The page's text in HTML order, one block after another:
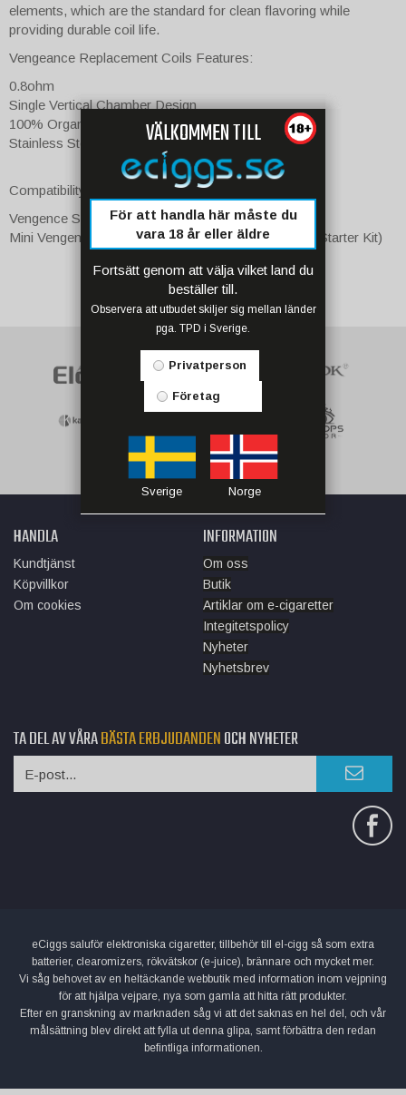
elements, which are the standard for clean flavoring while
providing durable coil life.
Vengeance Replacement Coils Features:
0.8ohm
Single Vertical Chamber Design
100% Organic Cotton
Stainless Steel Construction
Compatibility:
Vengence Sub-Ohm Tank
Mini Vengence Sub-Ohm Tank (in the Mini Volt 40W Starter Kit)
HANDLA
Kundtjänst
Köpvillkor
Om cookies
INFORMATION
Om oss
Butik
Artiklar om e-cigaretter
Integitetspolicy
Nyheter
Nyhetsbrev
TA DEL AV VÅRABÄSTA ERBJUDANDENOCH NYHETER
eCiggs saluför elektroniska cigaretter, tillbehör till el-cigg så som extra
batterier, clearomizers, rökvätskor (e-juice), brännare och mycket mer.
Vi såg behovet av en heltäckande webbutik med information inom vejpning
för att hjälpa vejpare, nya som gamla att hitta rätt produkter.
Efter en granskning av marknaden såg vi att det saknas en hel del, och vår
målsättning blev direkt att fylla ut denna glipa, samt förbättra den redan
befintliga informationen.
VÄLKOMMEN TILL
För att handla här måste du
vara 18 år eller äldre
Fortsätt genom att välja vilket land du
beställer till.
Observera att utbudet skiljer sig mellan länder
pga. TPD i Sverige.
Privatperson
Företag
Sverige Norge